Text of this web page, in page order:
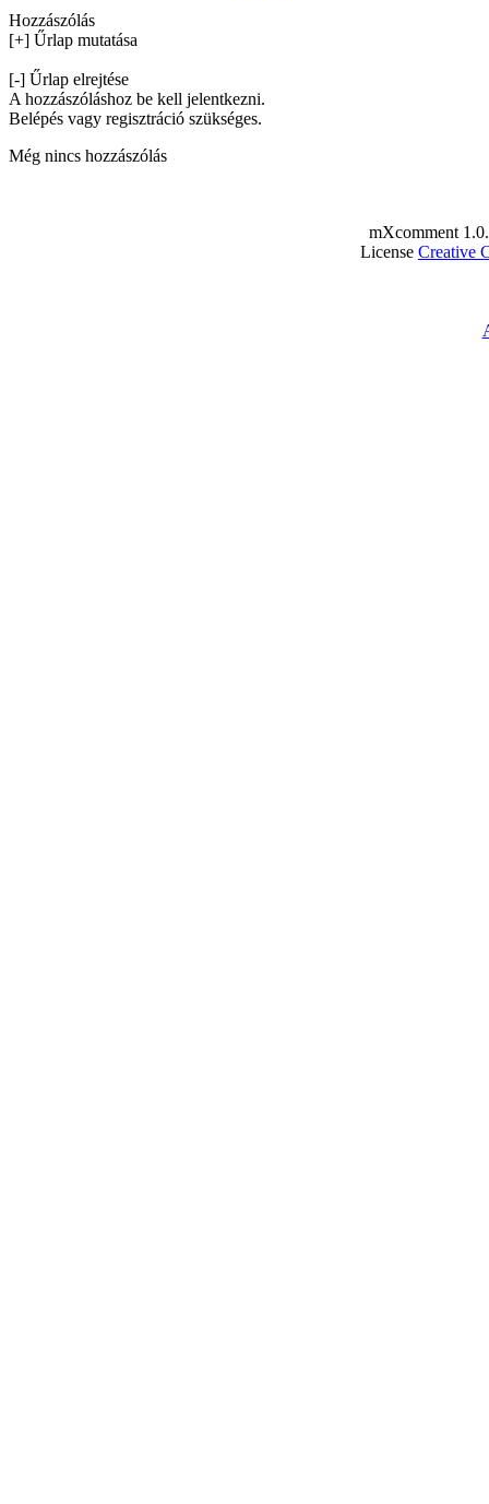
Hozzászólás
[+] Űrlap mutatása
[-] Űrlap elrejtése
A hozzászóláshoz be kell jelentkezni.
Belépés vagy regisztráció szükséges.
Még nincs hozzászólás
mXcomment
License Creative